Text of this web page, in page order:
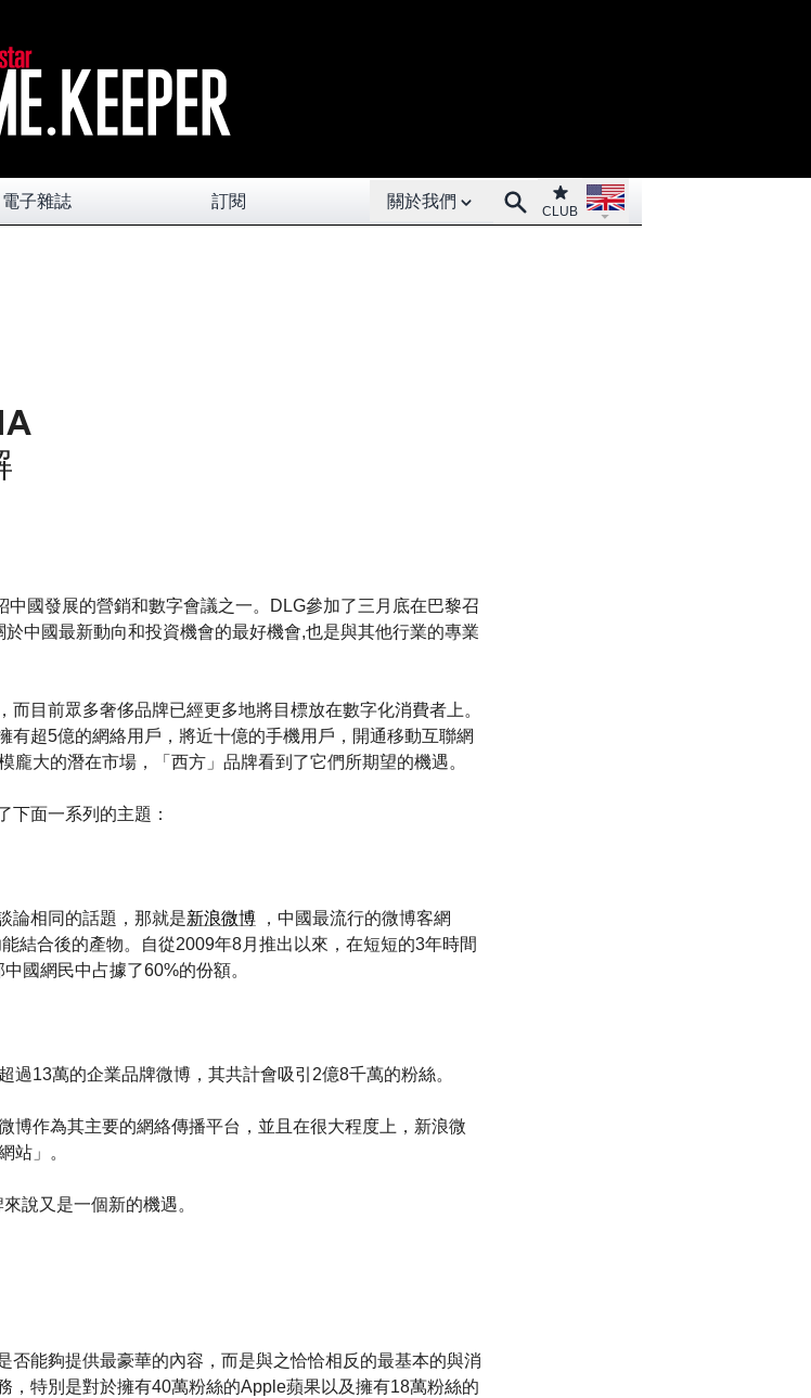
電子雜誌 訂閱
Open About menu
關於我們 SearchClub
CLUB
Open language menu
中國發展的營銷和數字會議之一。DLG參加了三月底在巴黎召
中國最新動向和投資機會的最好機會,也是與其他行業的專業
目前眾多奢侈品牌已經更多地將目標放在數字化消費者上。
有超5億的網絡用戶，將近十億的手機用戶，開通移動互聯網
龐大的潛在市場，「西方」品牌看到了它們所期望的機遇。
下面一系列的主題：
論相同的話題，那就是新浪微博 ，中國最流行的微博客網
結合後的產物。自從2009年8月推出以來，在短短的3年時間
國網民中占據了60%的份額。
過13萬的企業品牌微博，其共計會吸引2億8千萬的粉絲。
博作為其主要的網絡傳播平台，並且在很大程度上，新浪微
站」。
說又是一個新的機遇。
否能夠提供最豪華的內容，而是與之恰恰相反的最基本的與消
，特別是對於擁有40萬粉絲的Apple蘋果以及擁有18萬粉絲的